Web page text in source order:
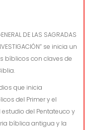
DE LAS SAGRADAS
se inicia un
bíblicos con claves de
que inicia
del Primer y el
del Pentateuco y
bíblica antigua y la